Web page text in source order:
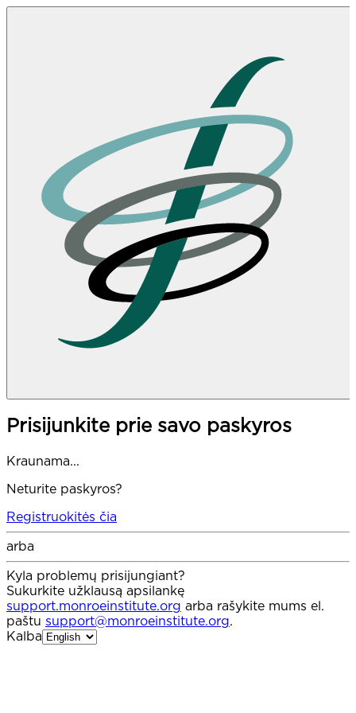
Prisijunkite prie savo paskyros
Kraunama...
Neturite paskyros?
Registruokitės čia
arba
Kyla problemų prisijungiant?
Sukurkite užklausą apsilankę
support.monroeinstitute.org arba rašykite mums el.
paštu support@monroeinstitute.org.
Kalba